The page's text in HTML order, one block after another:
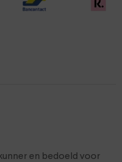
en bedoeld voor